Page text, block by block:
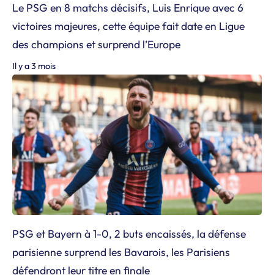
Le PSG en 8 matchs décisifs, Luis Enrique avec 6
victoires majeures, cette équipe fait date en Ligue
des champions et surprend l’Europe
Il y a 3 mois
PSG et Bayern à 1-0, 2 buts encaissés, la défense
parisienne surprend les Bavarois, les Parisiens
défendront leur titre en finale